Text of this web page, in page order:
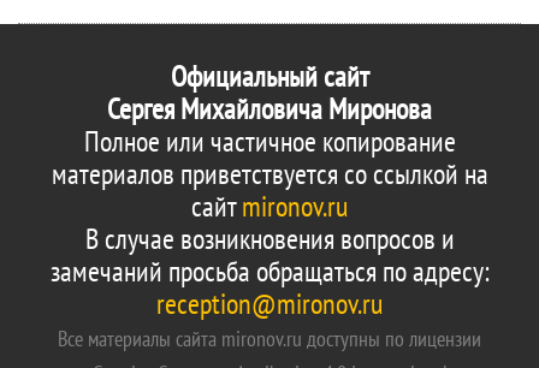
Официальный сайт
Сергея Михайловича Миронова
Полное или частичное копирование
материалов приветствуется со ссылкой на
сайтmironov.ru
В случае возникновения вопросов и
замечаний просьба обращаться по адресу:
reception@mironov.ru
Все материалы сайта mironov.ru доступны по лицензии